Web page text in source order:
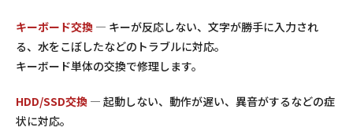
キーボード交換 — キーが反応しない、文字が勝手に入力され
る、水をこぼしたなどのトラブルに対応。
キーボード単体の交換で修理します。
HDD/SSD交換 — 起動しない、動作が遅い、異音がするなどの症
状に対応。